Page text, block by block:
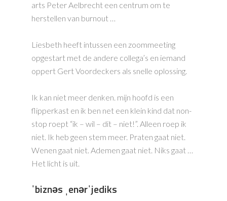
arts Peter Aelbrecht een centrum om te
herstellen van burnout …
Liesbeth heeft intussen een zoommeeting
opgestart met de andere collega’s en iemand
oppert Gert Voordeckers als snelle oplossing.
Ik kan niet meer denken. mijn hoofd is een
flipperkast en ik ben net een klein kind dat non-
stop roept “ik – wil – dit – niet!”. Alleen roep ik
niet. Ik heb geen stem meer. Praten gaat niet.
Wenen gaat niet. Ademen gaat niet. Niks gaat …
Het licht is uit.
ˈbiznəs ˌenərˈjediks